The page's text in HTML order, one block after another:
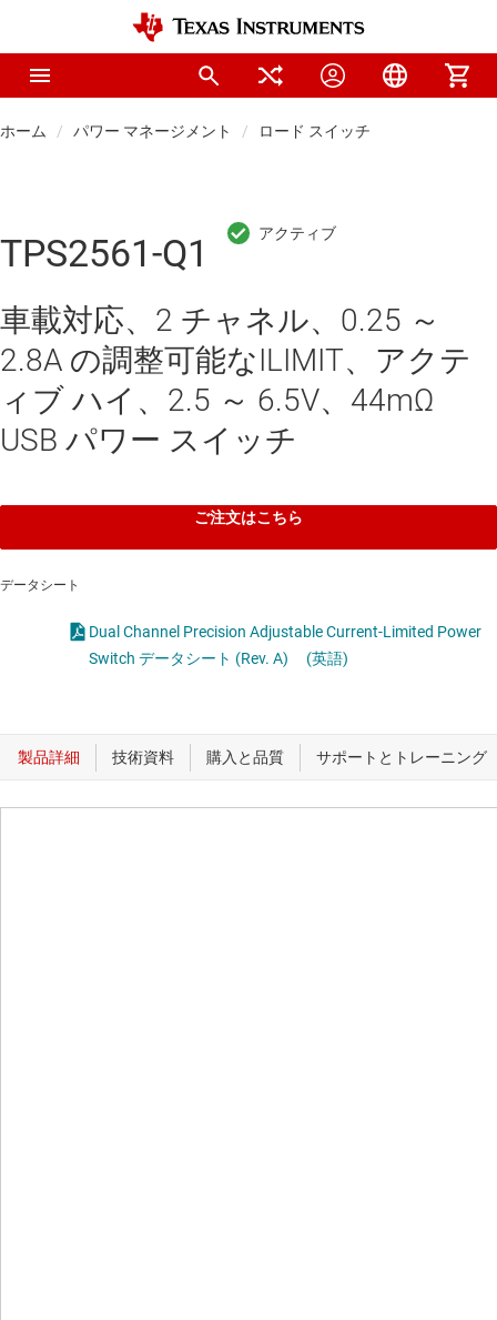
ホーム パワー マネージメント ロード スイッチ
TPS2561-Q1
車載対応、2 チャネル、0.25 ～
2.8A の調整可能なILIMIT、アクテ
ィブ ハイ、2.5 ～ 6.5V、44mΩ
USB パワー スイッチ
ご注文はこちら
データシート
Dual Channel Precision Adjustable Current-Limited Power
Switch データシート (Rev. A)
(英語)